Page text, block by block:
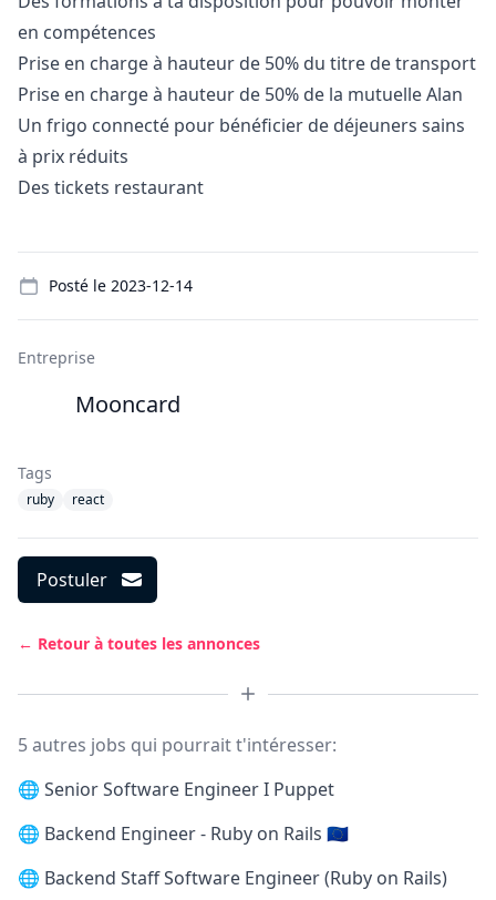
en compétences
Prise en charge à hauteur de 50% du titre de transport
Prise en charge à hauteur de 50% de la mutuelle Alan
Un frigo connecté pour bénéficier de déjeuners sains
à prix réduits
Des tickets restaurant
Posté le 2023-12-14
Entreprise
Mooncard
Tags
ruby react
Postuler
← Retour à toutes les annonces
5 autres jobs qui pourrait t'intéresser:
🌐 Senior Software Engineer I Puppet
🌐 Backend Engineer - Ruby on Rails 🇪🇺
🌐 Backend Staff Software Engineer (Ruby on Rails)